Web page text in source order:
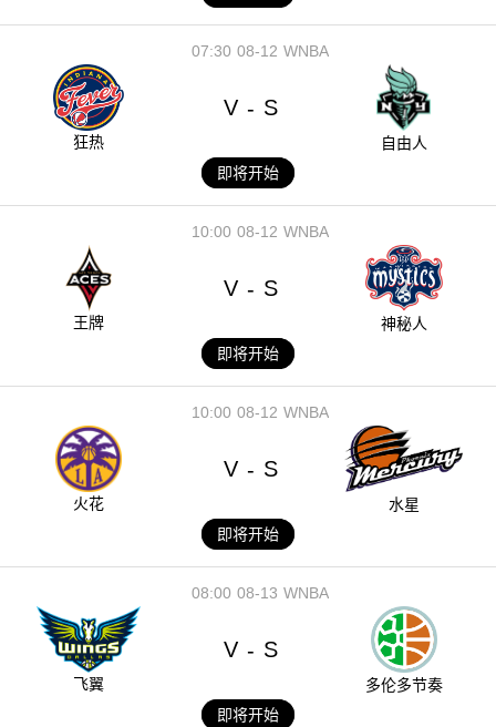
08-12
07:30 WNBA
狂热
V - S
自由人
即将开始
08-12
10:00 WNBA
王牌
V - S
神秘人
即将开始
08-12
10:00 WNBA
火花
V - S
水星
即将开始
08-13
08:00 WNBA
飞翼
V - S
多伦多节奏
即将开始